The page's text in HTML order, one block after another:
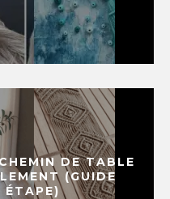
DE TABLE
(GUIDE
ÉTAPE)